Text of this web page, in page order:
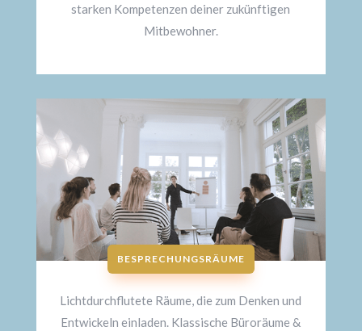
starken Kompetenzen deiner zukünftigen
Mitbewohner.
BESPRECHUNGSRÄUME
Lichtdurchflutete Räume, die zum Denken und
Entwickeln einladen. Klassische Büroräume &